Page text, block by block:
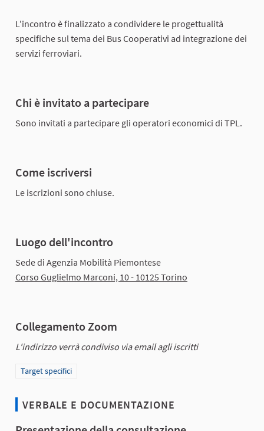
L'incontro è finalizzato a condividere le progettualità
specifiche sul tema dei Bus Cooperativi ad integrazione dei
servizi ferroviari.
Chi è invitato a partecipare
Sono invitati a partecipare gli operatori economici di TPL.
Come iscriversi
Le iscrizioni sono chiuse.
Luogo dell'incontro
Sede di Agenzia Mobilità Piemontese
Corso Guglielmo Marconi, 10 - 10125 Torino
Collegamento Zoom
L'indirizzo verrà condiviso via email agli iscritti
Filtra i risultati per categoria: Target specifici
Target specifici
VERBALE E DOCUMENTAZIONE